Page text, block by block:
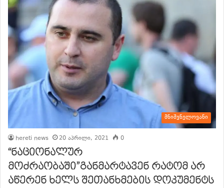
მნიშვნელოვანი
hereti news 20 აპრილი, 2021 0
“ნაციონალურ
მოძრაობაში”განმარტავენ რატომ არ
აწერენ ხელს შეთანხმების დოკუმენტს